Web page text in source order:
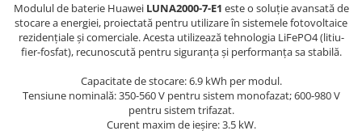
Modulul de baterie Huawei LUNA2000-7-E1 este o soluție avansată de
stocare a energiei, proiectată pentru utilizare în sistemele fotovoltaice
rezidențiale și comerciale. Acesta utilizează tehnologia LiFePO4 (litiu-
fier-fosfat), recunoscută pentru siguranța și performanța sa stabilă.
Capacitate de stocare: 6.9 kWh per modul.
Tensiune nominală: 350-560 V pentru sistem monofazat; 600-980 V
pentru sistem trifazat.
Curent maxim de ieșire: 3.5 kW.